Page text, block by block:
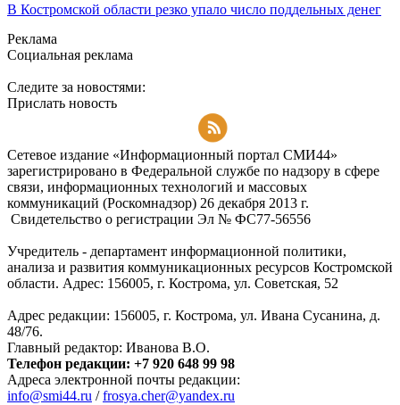
В Костромской области резко упало число поддельных денег
Реклама
Социальная реклама
Следите за новостями:
Прислать новость
Сетевое издание «Информационный портал СМИ44»
зарегистрировано в Федеральной службе по надзору в сфере
связи, информационных технологий и массовых
коммуникаций (Роскомнадзор) 26 декабря 2013 г.
Свидетельство о регистрации Эл № ФC77-56556
Учредитель - департамент информационной политики,
анализа и развития коммуникационных ресурсов Костромской
области. Адрес: 156005, г. Кострома, ул. Советская, 52
Адрес редакции: 156005, г. Кострома, ул. Ивана Сусанина, д.
48/76.
Главный редактор: Иванова В.О.
Телефон редакции: +7 920 648 99 98
Адреса электронной почты редакции:
info@smi44.ru /frosya.cher@yandex.ru